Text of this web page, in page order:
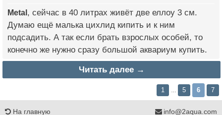
Metal, сейчас в 40 литрах живёт две еллоу 3 см.
Думаю ещё малька цихлид кипить и к ним
подсадить. А так если брать взрослых особей, то
конечно же нужно сразу большой аквариум купить.
Читать далее →
1 5 6 7
На главную info@2aqua.com